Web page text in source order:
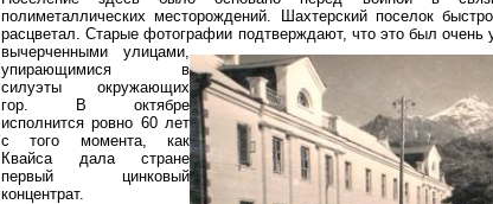
полиметаллических месторождений. Шахтерский поселок
расцветал. Старые фотографии подтверждают, что это был очень
вычерченными улицами,
упирающимися
в
силуэты окружающих
гор. В октябре
исполнится ровно 60 лет
с того момента, как
Квайса дала стране
первый цинковый
концентрат.